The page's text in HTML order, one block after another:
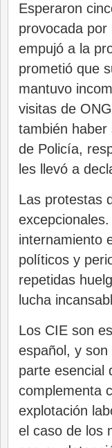
Esperaron
provocada
empujó a la
prometió que
mantuvo
visitas de
también
de Policía,
les llevó a
Las protestas
internamiento
políticos y
repetidas
lucha
Los CIE son
español, y
parte esencial
complementa
explotación
el caso de los